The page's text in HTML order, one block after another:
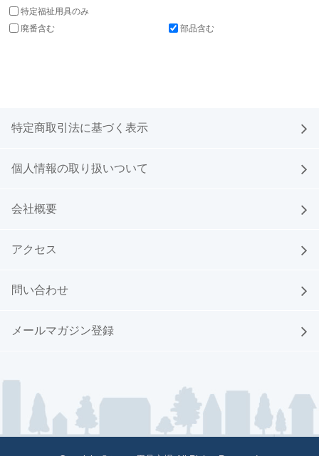
特定福祉用具のみ
廃番含む
部品含む
特定商取引法に基づく表示
個人情報の取り扱いついて
会社概要
アクセス
問い合わせ
メールマガジン登録